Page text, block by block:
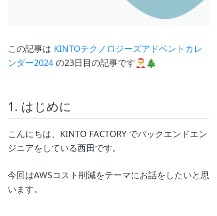
この記事は KINTOテクノロジーズアドベントカレ
ンダー2024 の23日目の記事です🎅🎄
1. はじめに
こんにちは、KINTO FACTORY でバックエンドエン
ジニアをしている西田です。
今回はAWSコスト削減をテーマにお話をしたいと思
います。